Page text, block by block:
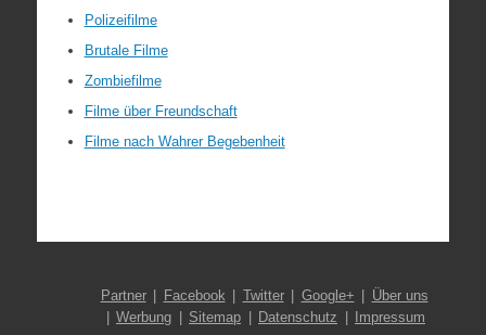
Polizeifilme
Brutale Filme
Zombiefilme
Filme über Freundschaft
Filme nach Wahrer Begebenheit
Partner Facebook Twitter Google+
Über uns
Werbung
Sitemap Datenschutz Impressum